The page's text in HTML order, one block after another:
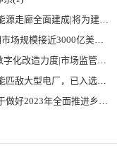
国家能源安全、实现“双碳”目标提供有力支撑
、智慧城市、智慧电网等将占60%以上
部 关于促进企业计量能力提升的指导意见
电厂，已入选国际典型案例
乡村振兴重点工作的意见》发布